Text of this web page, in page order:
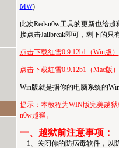
MW)
此次Redsn0w工具的更新也给
接点击Jailbreak即可，剩下的只
点击下载红雪0.9.12b1（Win版）
点击下载红雪0.9.12b1（Mac版）
Win版就是指你的电脑系统的
提示：本教程为WIN版完美越
n0w越狱。
一、越狱前注意事项：
1、关闭你的防病毒软件，以